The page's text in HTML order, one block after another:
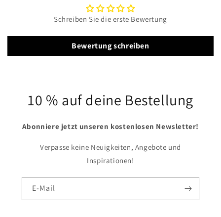
Schreiben Sie die erste Bewertung
Bewertung schreiben
10 % auf deine Bestellung
Abonniere jetzt unseren kostenlosen Newsletter!
Verpasse keine Neuigkeiten, Angebote und
Inspirationen!
E-Mail